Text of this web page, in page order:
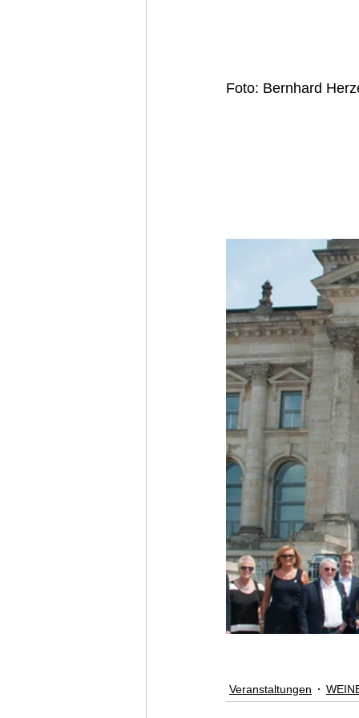
Foto: Bernhard
Veranstaltungen